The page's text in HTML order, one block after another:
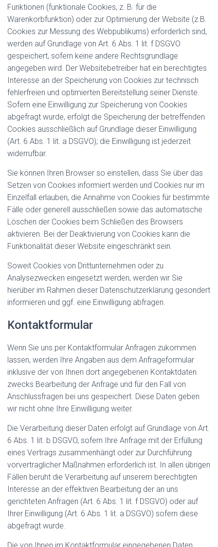
Funktionen (funktionale Cookies, z. B. für die
Warenkorbfunktion) oder zur Optimierung der Website (z.B.
Cookies zur Messung des Webpublikums) erforderlich sind,
werden auf Grundlage von Art. 6 Abs. 1 lit. f DSGVO
gespeichert, sofern keine andere Rechtsgrundlage
angegeben wird. Der Websitebetreiber hat ein berechtigtes
Interesse an der Speicherung von Cookies zur technisch
fehlerfreien und optimierten Bereitstellung seiner Dienste.
Sofern eine Einwilligung zur Speicherung von Cookies
abgefragt wurde, erfolgt die Speicherung der betreffenden
Cookies ausschließlich auf Grundlage dieser Einwilligung
(Art. 6 Abs. 1 lit. a DSGVO); die Einwilligung ist jederzeit
widerrufbar.
Sie können Ihren Browser so einstellen, dass Sie über das
Setzen von Cookies informiert werden und Cookies nur im
Einzelfall erlauben, die Annahme von Cookies für bestimmte
Fälle oder generell ausschließen sowie das automatische
Löschen der Cookies beim Schließen des Browsers
aktivieren. Bei der Deaktivierung von Cookies kann die
Funktionalität dieser Website eingeschränkt sein.
Soweit Cookies von Drittunternehmen oder zu
Analysezwecken eingesetzt werden, werden wir Sie
hierüber im Rahmen dieser Datenschutzerklärung gesondert
informieren und ggf. eine Einwilligung abfragen.
Kontaktformular
Wenn Sie uns per Kontaktformular Anfragen zukommen
lassen, werden Ihre Angaben aus dem Anfrageformular
inklusive der von Ihnen dort angegebenen Kontaktdaten
zwecks Bearbeitung der Anfrage und für den Fall von
Anschlussfragen bei uns gespeichert. Diese Daten geben
wir nicht ohne Ihre Einwilligung weiter.
Die Verarbeitung dieser Daten erfolgt auf Grundlage von Art.
6 Abs. 1 lit. b DSGVO, sofern Ihre Anfrage mit der Erfüllung
eines Vertrags zusammenhängt oder zur Durchführung
vorvertraglicher Maßnahmen erforderlich ist. In allen übrigen
Fällen beruht die Verarbeitung auf unserem berechtigten
Interesse an der effektiven Bearbeitung der an uns
gerichteten Anfragen (Art. 6 Abs. 1 lit. f DSGVO) oder auf
Ihrer Einwilligung (Art. 6 Abs. 1 lit. a DSGVO) sofern diese
abgefragt wurde.
Die von Ihnen im Kontaktformular eingegebenen Daten